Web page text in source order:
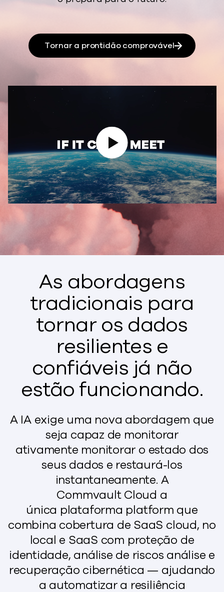
Tornar a prontidão comprovável
Reproduzir vídeo
As abordagens
tradicionais para
tornar os dados
resilientes e
confiáveis já não
estão funcionando.
A IA exige uma nova abordagem que
seja capaz de monitorar
ativamente monitorar o estado dos
seus dados e restaurá-los
instantaneamente. A
CommvaultCloud a
única plataforma platform que
combina cobertura de SaaS cloud, no
local e SaaS com proteção de
identidade, análise de riscos análise e
recuperação cibernética — ajudando
a automatizar a resiliência